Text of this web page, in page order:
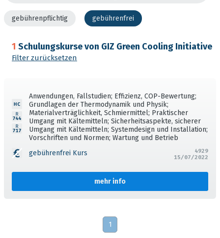
gebührenpflichtig gebührenfrei
1 Schulungskurse von GIZ Green Cooling Initiative
Filter zurücksetzen
Anwendungen, Fallstudien; Effizienz, COP-Bewertung;
Grundlagen der Thermodynamik und Physik;
Materialverträglichkeit, Schmiermittel; Praktischer
Umgang mit Kältemitteln; Sicherheitsaspekte, sicherer
Umgang mit Kältemitteln; Systemdesign und Installation;
Vorschriften und Normen; Wartung und Betrieb
gebührenfrei Kurs
mehr info
4929
15/07/2022
1